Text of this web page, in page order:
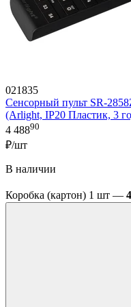
021835
Сенсорный пульт SR-
(Arlight, IP20 Пластик, 3
4 48890
₽/шт
В наличии
Коробка (картон) 1 шт —